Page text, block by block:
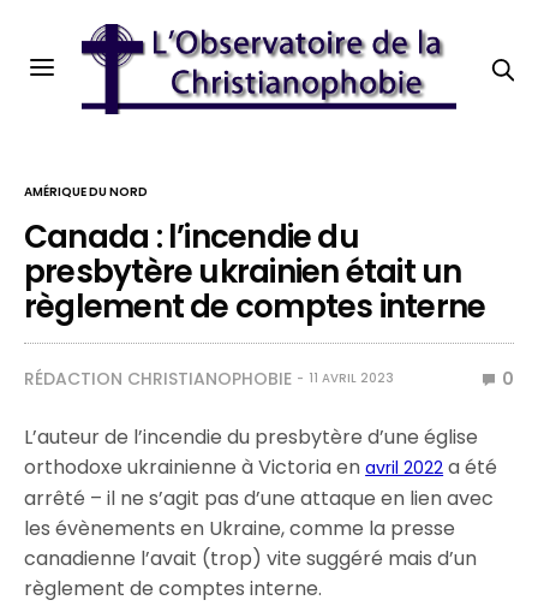
AMÉRIQUE DU NORD
Canada : l’incendie du
presbytère ukrainien était un
règlement de comptes interne
RÉDACTION CHRISTIANOPHOBIE 11 AVRIL 2023 0
L’auteur de l’incendie du presbytère d’une église
orthodoxe ukrainienne à Victoria enavril 2022 a été
arrêté – il ne s’agit pas d’une attaque en lien avec
les évènements en Ukraine, comme la presse
canadienne l’avait (trop) vite suggéré mais d’un
règlement de comptes interne.